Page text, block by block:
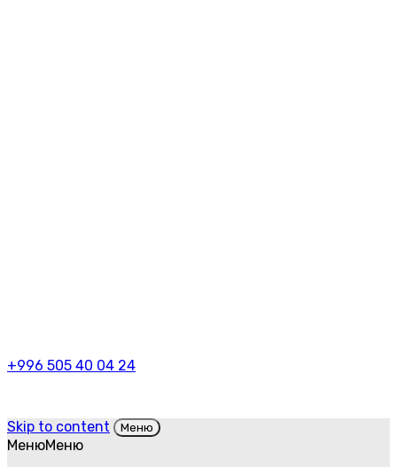
+996 505 40 04 24
Skip to content Меню
МенюМеню